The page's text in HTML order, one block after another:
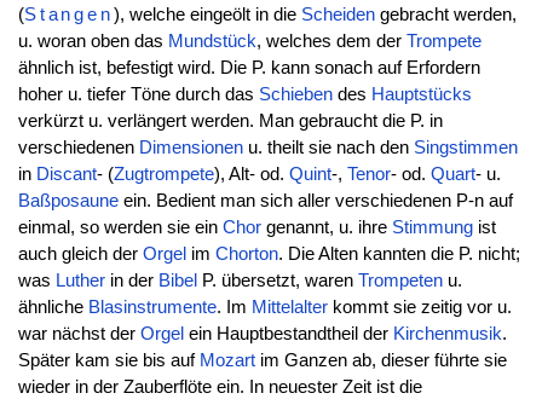
(Stangen), welche eingeölt in die Scheiden gebracht werden,
u. woran oben das Mundstück, welches dem der Trompete
ähnlich ist, befestigt wird. Die P. kann sonach auf Erfordern
hoher u. tiefer Töne durch das Schiebendes Hauptstücks
verkürzt u. verlängert werden. Man gebraucht die P. in
verschiedenen Dimensionenu. theilt sie nach den Singstimmen
in Discant- (Zugtrompete), Alt- od. Quint-, Tenor- od. Quart- u.
Baßposauneein. Bedient man sich aller verschiedenen P-n auf
einmal, so werden sie ein Chorgenannt, u. ihre Stimmungist
auch gleich der Orgel im Chorton. Die Alten kannten die P. nicht;
was Lutherin der Bibel P. übersetzt, waren Trompetenu.
ähnliche Blasinstrumente. Im Mittelalterkommt sie zeitig vor u.
war nächst der Orgel ein Hauptbestandtheil der Kirchenmusik.
Später kam sie bis auf Mozartim Ganzen ab, dieser führte sie
wieder in der Zauberflöte ein. In neuester Zeit ist die